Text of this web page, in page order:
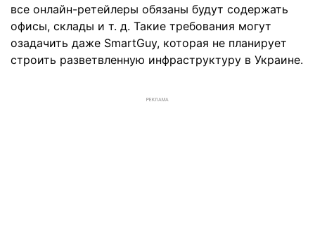
все онлайн-ретейлеры обязаны будут содержать
офисы, склады и т. д. Такие требования могут
озадачить даже SmartGuy, которая не планирует
строить разветвленную инфраструктуру в Украине.
РЕКЛАМА